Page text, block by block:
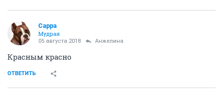
Сарра
Мудрая
05 августа 2018 Aнжелина
Красным красно
ОТВЕТИТЬ